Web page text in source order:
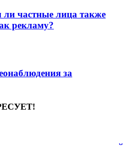
частные лица также
рекламу?
за